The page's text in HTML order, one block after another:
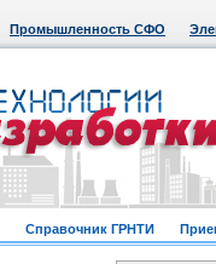
Промышленность СФО
Справочник ГРНТИ